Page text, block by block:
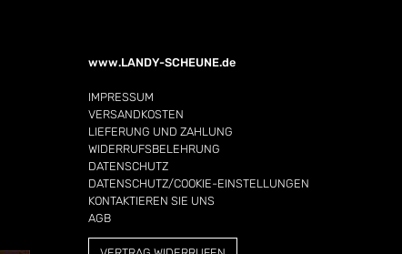
www.LANDY-SCHEUNE.de
IMPRESSUM
VERSANDKOSTEN
LIEFERUNG UND ZAHLUNG
WIDERRUFSBELEHRUNG
DATENSCHUTZ
DATENSCHUTZ/COOKIE-EINSTELLUNGEN
KONTAKTIEREN SIE UNS
AGB